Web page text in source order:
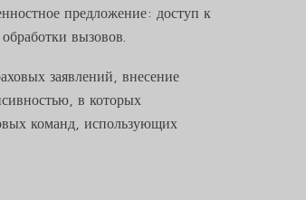
предложение: доступ к
вызовов.
заявлений, внесение
в которых
команд, использующих